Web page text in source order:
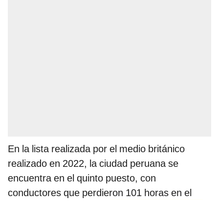
En la lista realizada por el medio británico
realizado en 2022, la ciudad peruana se
encuentra en el quinto puesto, con
conductores que perdieron 101 horas en el